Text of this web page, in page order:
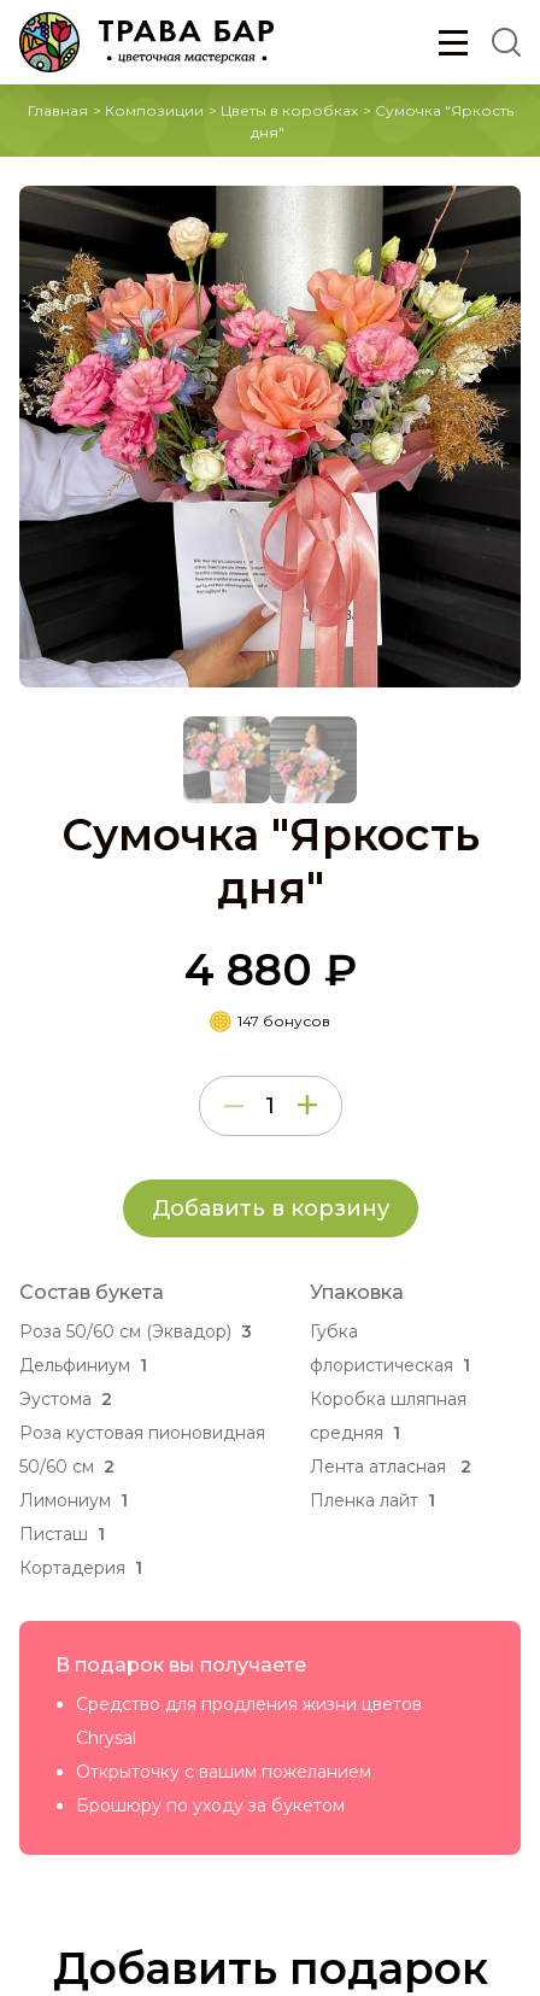
Главная > Композиции > Цветы в коробках > Сумочка "Яркость
дня"
Сумочка "Яркость
дня"
4 880 ₽
147 бонусов
Добавить в корзину
Состав букета
Роза 50/60 см (Эквадор) 3
Дельфиниум 1
Эустома 2
Роза кустовая пионовидная
50/60 см 2
Лимониум 1
Писташ 1
Кортадерия 1
Упаковка
Губка
флористическая 1
Коробка шляпная
средняя 1
Лента атласная
2
Пленка лайт 1
В подарок вы получаете
Средство для продления жизни цветов
Chrysal
Открыточку с вашим пожеланием
Брошюру по уходу за букетом
Добавить подарок